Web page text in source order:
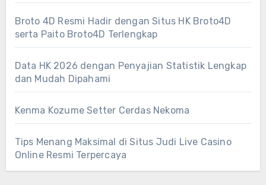
Broto 4D Resmi Hadir dengan Situs HK Broto4D
serta Paito Broto4D Terlengkap
Data HK 2026 dengan Penyajian Statistik Lengkap
dan Mudah Dipahami
Kenma Kozume Setter Cerdas Nekoma
Tips Menang Maksimal di Situs Judi Live Casino
Online Resmi Terpercaya